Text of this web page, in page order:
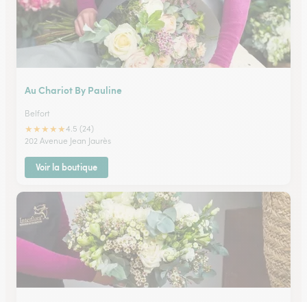
Au Chariot By Pauline
Belfort
★★★★★4.5 (24)
202 Avenue Jean Jaurès
Voir la boutique